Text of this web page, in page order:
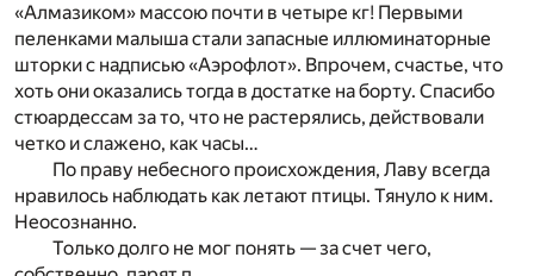
«Алмазиком» массою почти в четыре кг! Первыми
пеленками малыша стали запасные иллюминаторные
шторки с надписью «Аэрофлот». Впрочем, счастье, что
хоть они оказались тогда в достатке на борту. Спасибо
стюардессам за то, что не растерялись, действовали
четко и слажено, как часы…
По праву небесного происхождения, Лаву всегда
нравилось наблюдать как летают птицы. Тянуло к ним.
Неосознанно.
Только долго не мог понять — за счет чего,